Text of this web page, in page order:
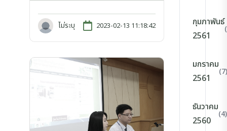
ไม่ระบุ 2023-02-13 11:18:42
กุมภาพันธ์
2561
มกราคม
2561
(7)
ธันวาคม
2560
(4)